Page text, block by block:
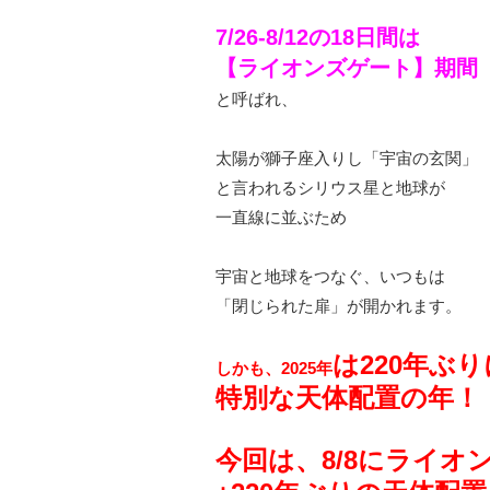
7/26-8/12の18日間は
【ライオンズゲート】期間
と呼ばれ、
太陽が獅子座入りし「宇宙の玄関」
と言われるシリウス星と地球が
一直線に並ぶため
宇宙と地球をつなぐ、いつもは
「閉じられた扉」が開かれます。
しかも、2025年は220年ぶり
特別な天体配置の年！
今回は、8/8にライオ